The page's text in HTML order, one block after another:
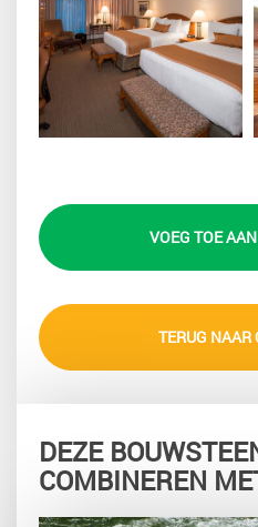
VOEG TOE
TERUG NAAR
DEZE
COMBINEREN